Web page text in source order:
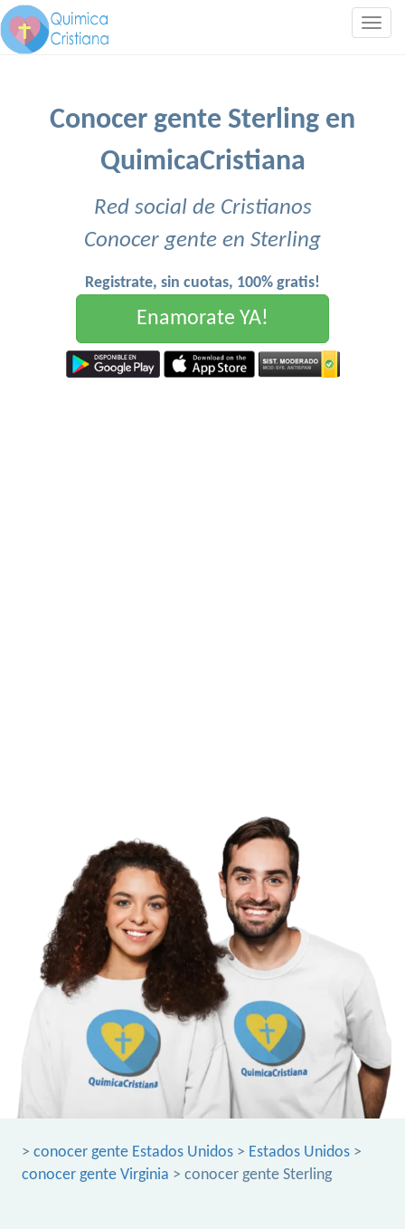
Conocer gente Sterling en
QuimicaCristiana
Red social de Cristianos
Conocer gente en Sterling
Registrate, sin cuotas, 100% gratis!
Enamorate YA!
> conocer gente Estados Unidos > Estados Unidos >
conocer gente Virginia > conocer gente Sterling